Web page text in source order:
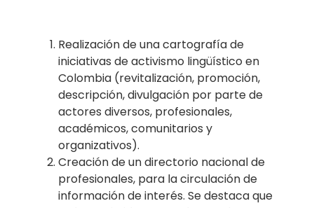
Realización de una cartografía de
iniciativas de activismo lingüístico en
Colombia (revitalización, promoción,
descripción, divulgación por parte de
actores diversos, profesionales,
académicos, comunitarios y
organizativos).
Creación de un directorio nacional de
profesionales, para la circulación de
información deinterés. Se destaca que